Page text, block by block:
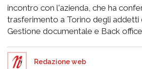
incontro con l'azienda, che ha
trasferimento a Torino degli addetti
Gestione documentale e Back
Redazione web